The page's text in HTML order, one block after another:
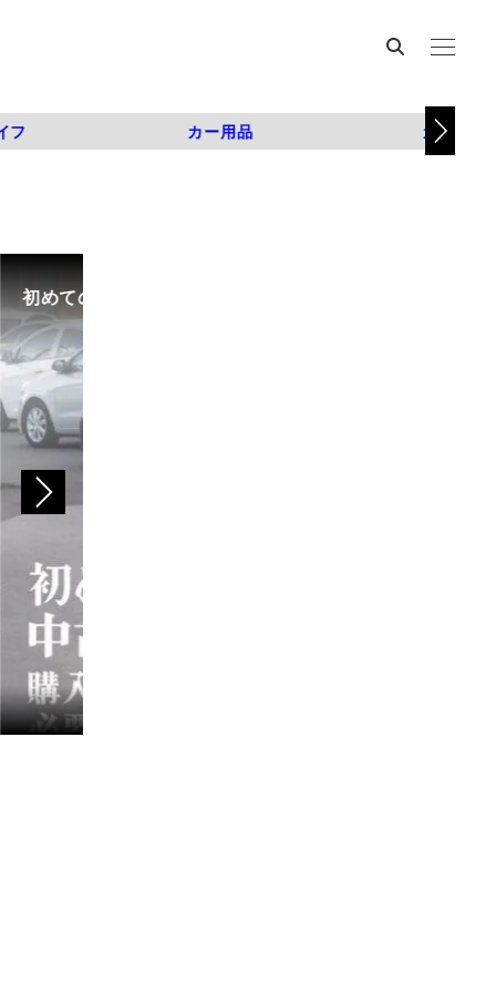
フ カー用品 カスタム
初めての中古車選び、購入時の流れや必要な書類などに